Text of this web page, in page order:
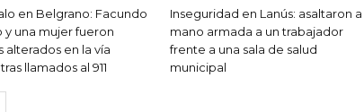
en Belgrano: Facundo
y una mujer fueron
alterados en la vía
llamados al 911
Inseguridad en Lanús: asaltaron a
mano armada a un trabajador
frente a una sala de salud
municipal